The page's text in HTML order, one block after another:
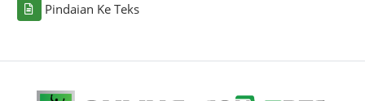
Pindaian Ke Teks